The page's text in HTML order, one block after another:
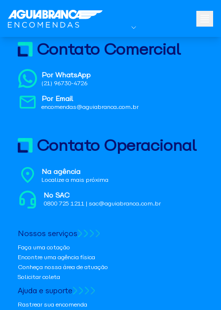
Contato Comercial
Por WhatsApp
(21) 96730-4726
Por Email
encomendas@aguiabranca.com.br
Contato Operacional
Na agência
Localize a mais próxima
No SAC
0800 725 1211 | sac@aguiabranca.com.br
Nossos serviços
Faça uma cotação
Encontre uma agência física
Conheça nossa área de atuação
Solicitar coleta
Ajuda e suporte
Rastrear sua encomenda